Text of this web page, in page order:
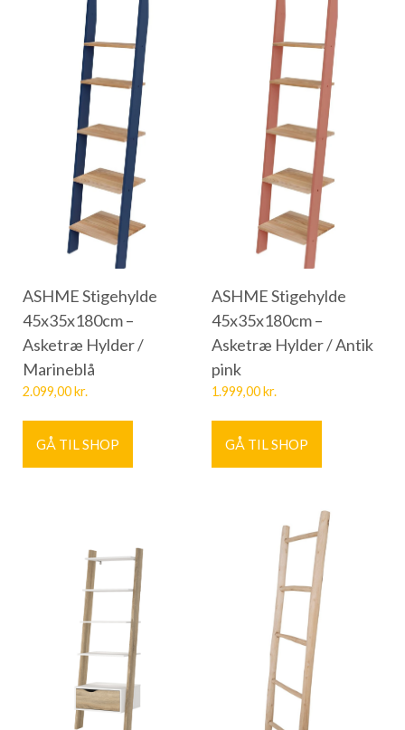
ASHME Stigehylde
45x35x180cm –
Asketræ Hylder /
Marineblå
2.099,00kr.
GÅ TIL SHOP
ASHME Stigehylde
45x35x180cm –
Asketræ Hylder / Antik
pink
1.999,00kr.
GÅ TIL SHOP